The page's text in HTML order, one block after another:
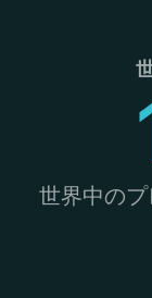
世界中の